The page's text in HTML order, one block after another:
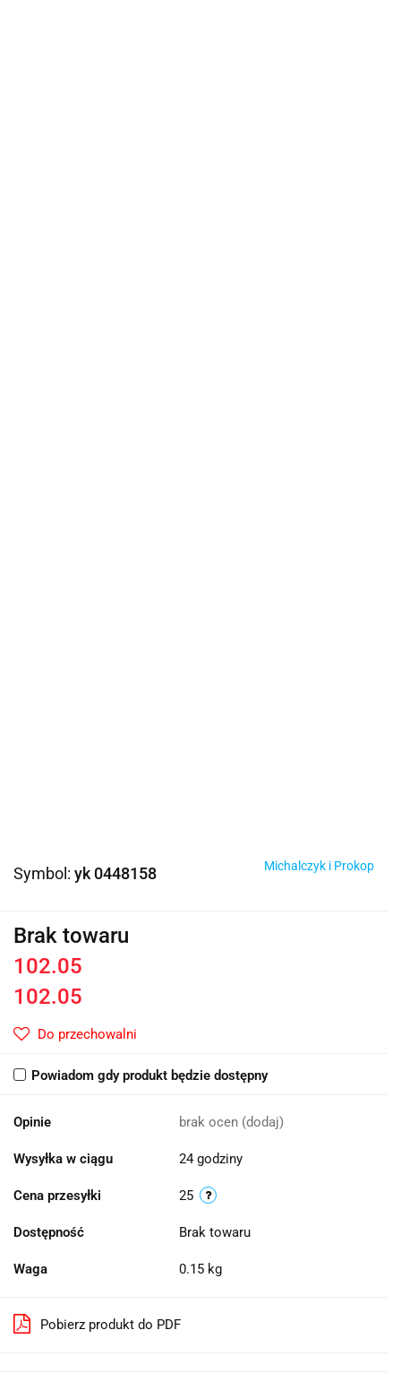
Symbol: yk 0448158 Michalczyk i Prokop
Brak towaru
102.05
102.05
Do przechowalni
Powiadom gdy produkt będzie dostępny
Opinie brak ocen (dodaj)
Wysyłka w ciągu 24 godziny
Cena przesyłki 25
Dostępność Brak towaru
Waga 0.15 kg
Pobierz produkt do PDF